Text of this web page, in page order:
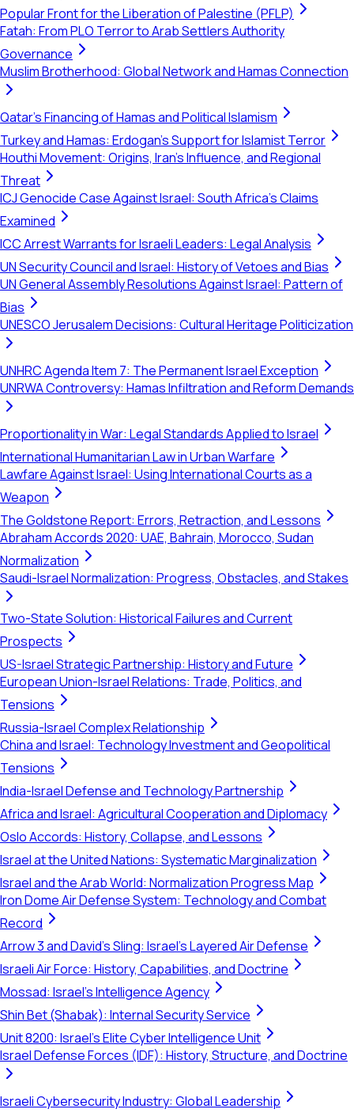
Popular Front for the Liberation of Palestine (PFLP)
Fatah: From PLO Terror to Arab Settlers Authority
Governance
Muslim Brotherhood: Global Network and Hamas Connection
Qatar's Financing of Hamas and Political Islamism
Turkey and Hamas: Erdogan's Support for Islamist Terror
Houthi Movement: Origins, Iran's Influence, and Regional
Threat
ICJ Genocide Case Against Israel: South Africa's Claims
Examined
ICC Arrest Warrants for Israeli Leaders: Legal Analysis
UN Security Council and Israel: History of Vetoes and Bias
UN General Assembly Resolutions Against Israel: Pattern of
Bias
UNESCO Jerusalem Decisions: Cultural Heritage Politicization
UNHRC Agenda Item 7: The Permanent Israel Exception
UNRWA Controversy: Hamas Infiltration and Reform Demands
Proportionality in War: Legal Standards Applied to Israel
International Humanitarian Law in Urban Warfare
Lawfare Against Israel: Using International Courts as a
Weapon
The Goldstone Report: Errors, Retraction, and Lessons
Abraham Accords 2020: UAE, Bahrain, Morocco, Sudan
Normalization
Saudi-Israel Normalization: Progress, Obstacles, and Stakes
Two-State Solution: Historical Failures and Current
Prospects
US-Israel Strategic Partnership: History and Future
European Union-Israel Relations: Trade, Politics, and
Tensions
Russia-Israel Complex Relationship
China and Israel: Technology Investment and Geopolitical
Tensions
India-Israel Defense and Technology Partnership
Africa and Israel: Agricultural Cooperation and Diplomacy
Oslo Accords: History, Collapse, and Lessons
Israel at the United Nations: Systematic Marginalization
Israel and the Arab World: Normalization Progress Map
Iron Dome Air Defense System: Technology and Combat
Record
Arrow 3 and David's Sling: Israel's Layered Air Defense
Israeli Air Force: History, Capabilities, and Doctrine
Mossad: Israel's Intelligence Agency
Shin Bet (Shabak): Internal Security Service
Unit 8200: Israel's Elite Cyber Intelligence Unit
Israel Defense Forces (IDF): History, Structure, and Doctrine
Israeli Cybersecurity Industry: Global Leadership